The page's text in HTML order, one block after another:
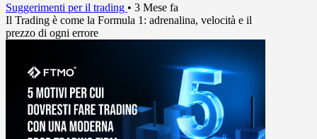
Suggerimenti per il trading • 3 Mese fa
Il Trading è come la Formula 1: adrenalina, velocità e il
prezzo di ogni errore